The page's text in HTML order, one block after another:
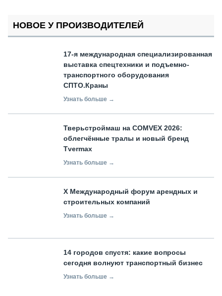
НОВОЕ У ПРОИЗВОДИТЕЛЕЙ
17-я международная специализированная
выставка спецтехники и подъемно-
транспортного оборудования
СПТО.Краны
Узнать больше →
Тверьстроймаш на COMVEX 2026:
облегчённые тралы и новый бренд
Tvermax
Узнать больше →
X Международный форум арендных и
строительных компаний
Узнать больше →
14 городов спустя: какие вопросы
сегодня волнуют транспортный бизнес
Узнать больше →